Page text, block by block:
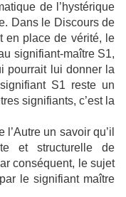
de l’hystérique
Dans le Discours de
en place de vérité, le
signifiant-maître S1,
pourrait lui donner la
S1 reste un
signifiants, c’est la
un savoir qu’il
et structurelle de
conséquent, le sujet
le signifiant maître